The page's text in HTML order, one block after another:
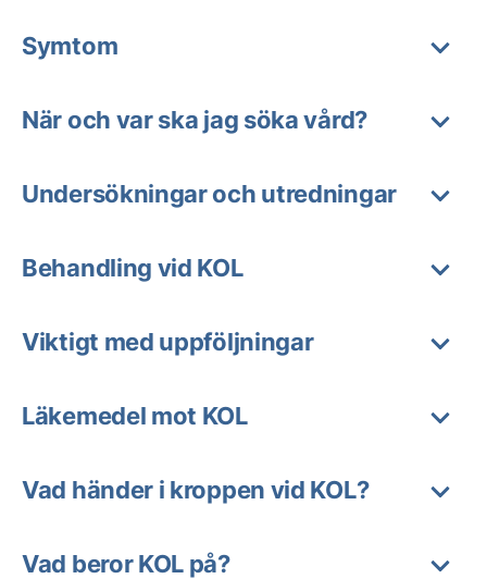
Symtom
När och var ska jag söka vård?
Undersökningar och utredningar
Behandling vid KOL
Viktigt med uppföljningar
Läkemedel mot KOL
Vad händer i kroppen vid KOL?
Vad beror KOL på?